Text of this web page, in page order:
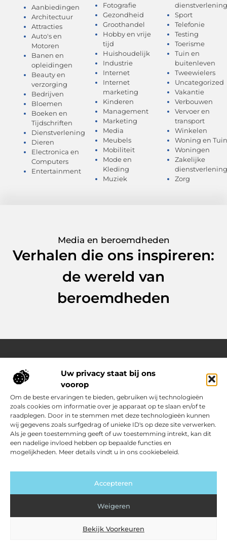
Uw privacy staat bij ons
voorop
Om de beste ervaringen te bieden, gebruiken wij technologieën
zoals cookies om informatie over je apparaat op te slaan en/of te
raadplegen. Door in te stemmen met deze technologieën kunnen
wij gegevens zoals surfgedrag of unieke ID's op deze site verwerken.
Als je geen toestemming geeft of uw toestemming intrekt, kan dit
een nadelige invloed hebben op bepaalde functies en
mogelijkheden. Meer details vindt u in ons cookiebeleid.
Accepteren
Weigeren
Bekijk Voorkeuren
Aanbiedingen
Architectuur
Attracties
Auto's en
Motoren
Banen en
opleidingen
Beauty en
verzorging
Bedrijven
Bloemen
Boeken en
Tijdschriften
Dienstverlening
Dieren
Electronica en
Computers
Entertainment
Fotografie
Gezondheid
Groothandel
Hobby en vrije
tijd
Huishoudelijk
Industrie
Internet
Internet
marketing
Kinderen
Management
Marketing
Media
Meubels
Mobiliteit
Mode en
Kleding
Muziek
dienstverlening
Sport
Telefonie
Testing
Toerisme
Tuin en
buitenleven
Tweewielers
Uncategorized
Vakantie
Verbouwen
Vervoer en
transport
Winkelen
Woning en Tuin
Woningen
Zakelijke
dienstverlening
Zorg
Media en beroemdheden
Verhalen die ons inspireren:
de wereld van
beroemdheden
Over Outdoor-vakantie-boeken.nl
Jouw bron voor outdoor-inspiratie en slimme vakantietips
Verken een gevarieerd aanbod aan blogs en artikelen
boordevol ideeën, handige suggesties en verrassende
inzichten die jouw buitenvakantie nóg leuker en makkelijker
maken.
Main Links
Bericht categorie